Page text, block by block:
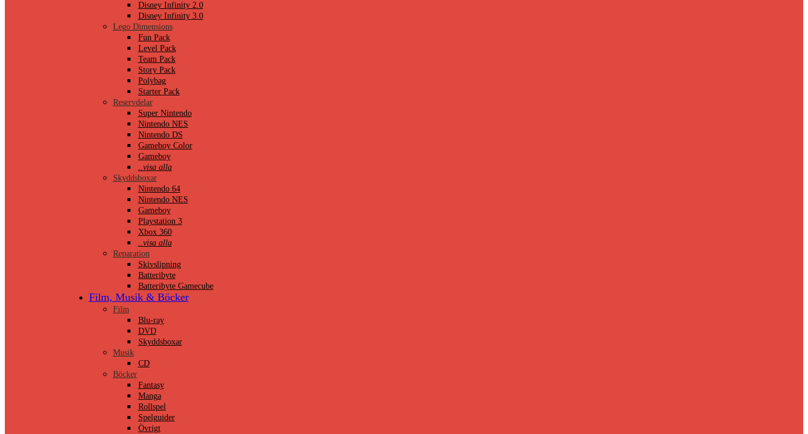
Disney Infinity 2.0
Disney Infinity 3.0
Lego Dimensions
Fun Pack
Level Pack
Team Pack
Story Pack
Polybag
Starter Pack
Reservdelar
Super Nintendo
Nintendo NES
Nintendo DS
Gameboy Color
Gameboy
..visa alla
Skyddsboxar
Nintendo 64
Nintendo NES
Gameboy
Playstation 3
Xbox 360
..visa alla
Reparation
Skivslipning
Batteribyte
Batteribyte Gamecube
Film, Musik & Böcker
Film
Blu-ray
DVD
Skyddsboxar
Musik
CD
Böcker
Fantasy
Manga
Rollspel
Spelguider
Övrigt